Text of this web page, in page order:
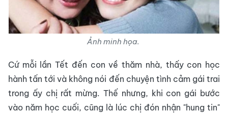
Ảnh minh họa.
Cứ mỗi lần Tết đến con về thăm nhà, thấy con học
hành tấn tới và không nói đến chuyện tình cảm gái trai
trong ấy chị rất mừng. Thế nhưng, khi con gái bước
vào năm học cuối, cũng là lúc chị đón nhận "hung tin"